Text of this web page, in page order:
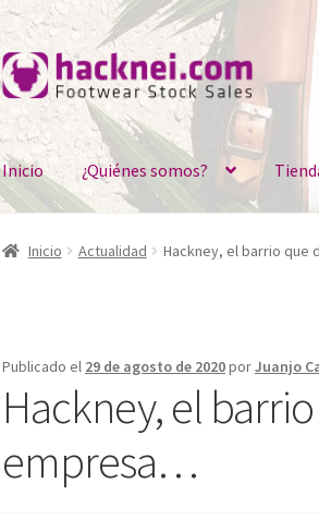
Ir
a
navegación
Ir
al
contenido
Inicio ¿Quiénes somos?
Inicio Actualidad Hackney, el barrio que
Publicado el 29 de agosto de 2020porJuanjo
Hackney, el
empresa…